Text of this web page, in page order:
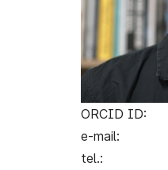
ORCID ID:
e-mail:
tel.: